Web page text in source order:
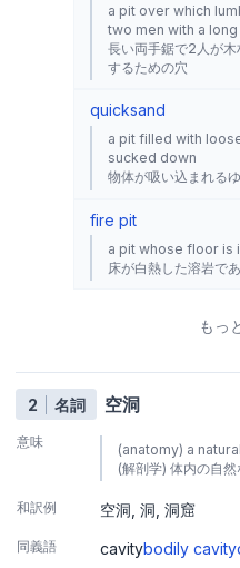
a pit over which
two men with a
長い両手鋸で2人が
するための穴
quicksand
a pit filled with
sucked down
物体が吸い込まれる
fire pit
a pit whose floor is
床が白熱した溶岩で
もっ
2 名詞 空洞
意味
(anatomy) a
(解剖学) 体内の自
和訳例 空洞 洞 洞窟
同義語 cavitybodily cavity